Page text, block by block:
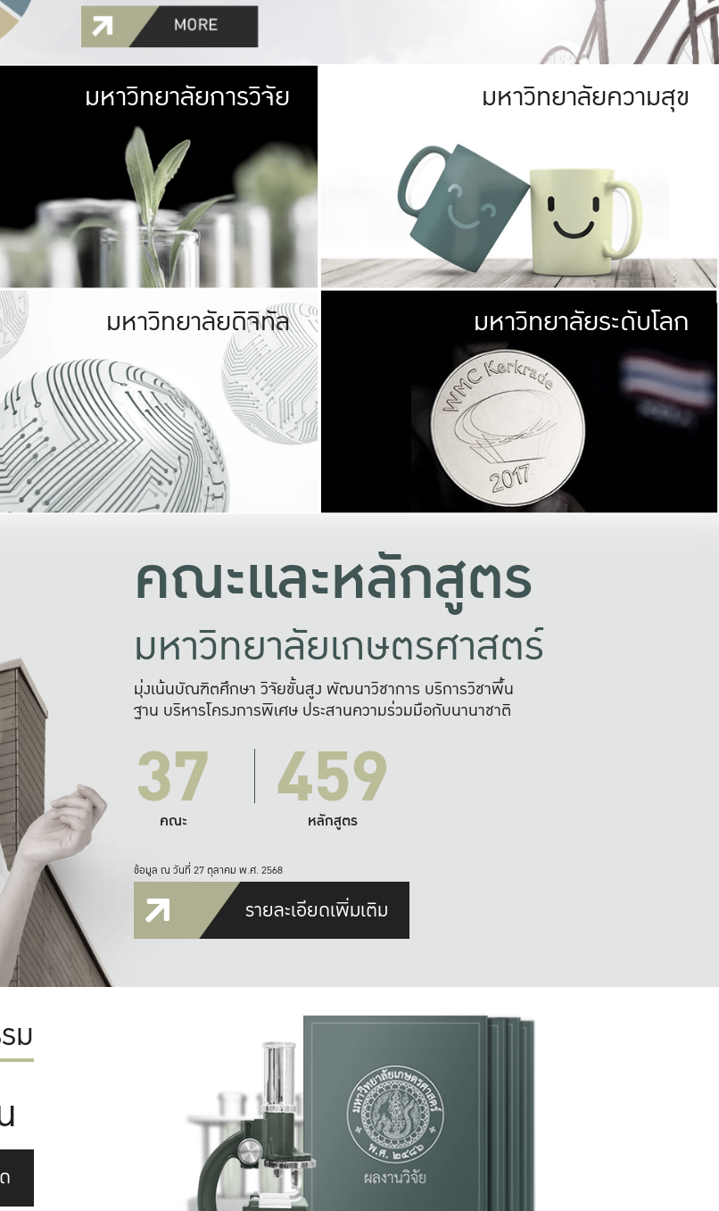
มหาวิทยาลัย
เกษตรศาสตร์ มีพื้นที่เขียวสดใส หนาแน่น
เป็นป่าในเมือง (URBAN FOREST)
เกษตรในเมือง (URBAN AGRICULTURE)
ที่นับรวมกันได้ประมาณ 1,400 ไร่
มหาวิทยาลัยการวิจัย มหาวิทยาลัย
ให้กับประชาชน
มหาวิทยาลัยความสุข
มหาวิทยาลัยรับผิดชอบต่อสังคม
ร่วมมือกับชุมชน เพื่อความกินดีอยู่ดี
และความสุขอย่างยั่งยืน
มองปัญหาในภาพกว้าง
แก้ไขจากปัญหาจุดเล็กๆ
มหาวิทยาลัยดิจิทัล มหาวิทยา
พร้อมที่จ
และผลักดันในการใช้ระบบส
เพื่อการทำงานแ
มหาวิทยาลัยระดับโลก
คณะและหลักสูตร
มหาวิทยาลัยเกษตรศาสตร์
มุ่งเน้นบัณฑิตศึกษา วิจัยขั้นสูง พัฒนาวิชาการ บริการวิชาพื้น
ฐาน บริหารโครงการพิเศษ ประสานความร่วมมือกับนานาชาติ
37
คณะ 459
หลักสูตร
ข้อมูล ณ วันที่ 27 ตุลาคม พ.ศ. 2568
รายละเอียดเพิ่มเติม
ม